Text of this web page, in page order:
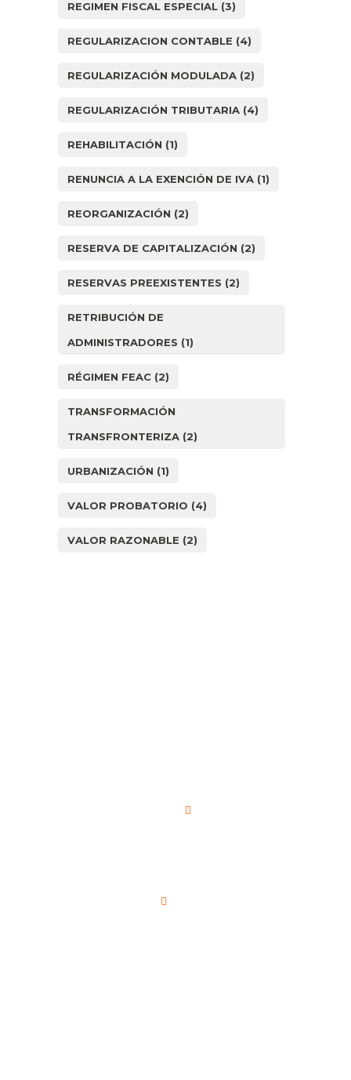
REGIMEN FISCAL ESPECIAL (3)
REGULARIZACION CONTABLE (4)
REGULARIZACIÓN MODULADA (2)
REGULARIZACIÓN TRIBUTARIA (4)
REHABILITACIÓN (1)
RENUNCIA A LA EXENCIÓN DE IVA (1)
REORGANIZACIÓN (2)
RESERVA DE CAPITALIZACIÓN (2)
RESERVAS PREEXISTENTES (2)
RETRIBUCIÓN DE
ADMINISTRADORES (1)
RÉGIMEN FEAC (2)
TRANSFORMACIÓN
TRANSFRONTERIZA (2)
URBANIZACIÓN (1)
VALOR PROBATORIO (4)
VALOR RAZONABLE (2)